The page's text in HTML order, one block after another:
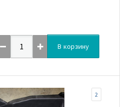
В корзину
2